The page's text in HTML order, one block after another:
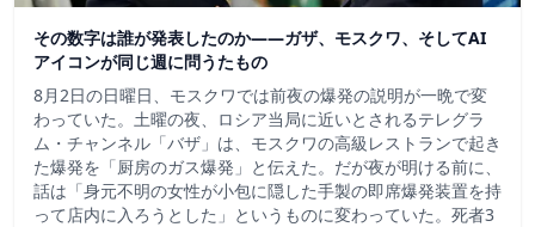
その数字は誰が発表したのか——ガザ、モスクワ、そしてAI
アイコンが同じ週に問うたもの
8月2日の日曜日、モスクワでは前夜の爆発の説明が一晩で変
わっていた。土曜の夜、ロシア当局に近いとされるテレグラ
ム・チャンネル「バザ」は、モスクワの高級レストランで起き
た爆発を「厨房のガス爆発」と伝えた。だが夜が明ける前に、
話は「身元不明の女性が小包に隠した手製の即席爆発装置を持
って店内に入ろうとした」というものに変わっていた。死者3